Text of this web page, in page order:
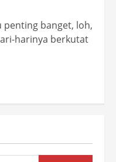
banget, loh,
harinya berkutat